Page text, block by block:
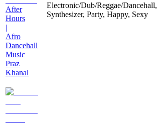
After
Hours
|
Afro
Dancehall
Music
Praz
Khanal
Electronic/Dub/Reggae/Dancehall,
Synthesizer, Party, Happy, Sexy